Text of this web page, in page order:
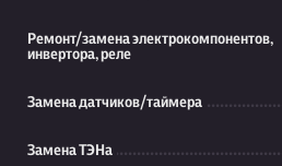
Ремонт/замена электрокомпонентов,
инвертора, реле
Замена датчиков/таймера
Замена ТЭНа